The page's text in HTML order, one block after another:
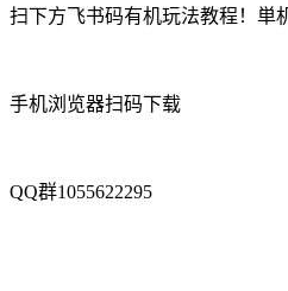
扫下方飞书码有机玩法教程！単
手机浏览器扫码下载
QQ群1055622295